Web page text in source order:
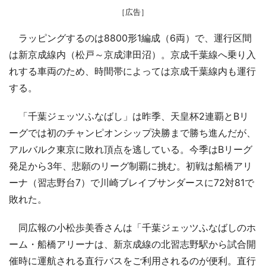
［広告］
ラッピングするのは8800形1編成（6両）で、運行区間
は新京成線内（松戸～京成津田沼）。京成千葉線へ乗り入
れする車両のため、時間帯によっては京成千葉線内も運行
する。
「千葉ジェッツふなばし」は昨季、天皇杯2連覇とBリ
ーグでは初のチャンピオンシップ決勝まで勝ち進んだが、
アルバルク東京に敗れ頂点を逃している。今季はBリーグ
発足から3年、悲願のリーグ制覇に挑む。初戦は船橋アリ
ーナ（習志野台7）で川崎ブレイブサンダースに72対81で
敗れた。
同広報の小松歩美香さんは「千葉ジェッツふなばしのホ
ーム・船橋アリーナは、新京成線の北習志野駅から試合開
催時に運航される直行バスをご利用されるのが便利。直行